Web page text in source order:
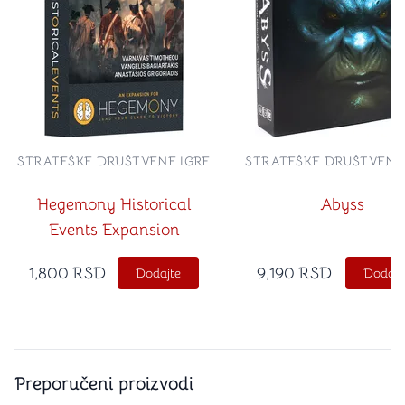
Hegemony Historical
Events Expansion
STRATEŠKE DRUŠTVENE IGRE
1,800 RSD Dodajte
Abyss
STRATEŠKE
9,190 RSD
Preporučeni proizvodi